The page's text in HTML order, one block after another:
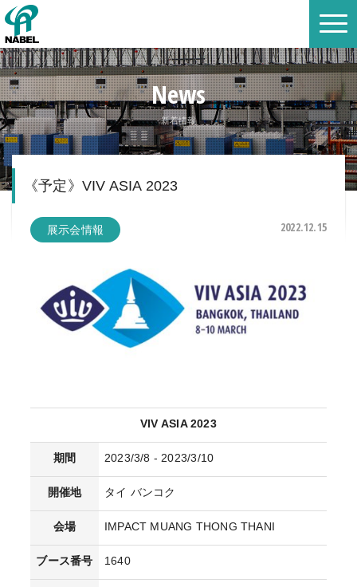
News
新着情報
《予定》VIV ASIA 2023
展示会情報 2022.12.15
VIV ASIA 2023
期間 2023/3/8 - 2023/3/10
開催地 タイ バンコク
会場 IMPACT MUANG THONG THANI
ブース番号 1640